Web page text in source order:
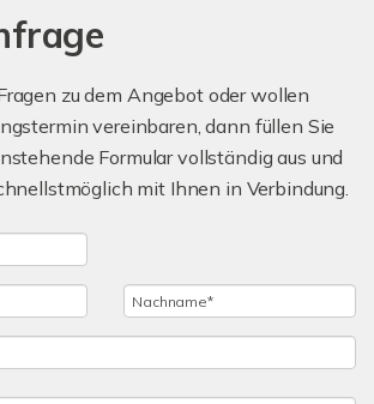
zu dem Angebot oder wollen
vereinbaren, dann füllen Sie
Formular vollständig aus und
mit Ihnen in Verbindung.